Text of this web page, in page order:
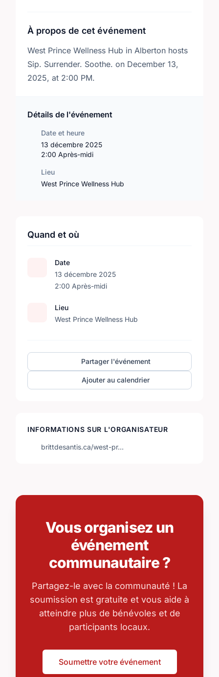
À propos de cet événement
West Prince Wellness Hub in Alberton hosts
Sip. Surrender. Soothe. on December 13,
2025, at 2:00 PM.
Détails de l'événement
Date et heure
13 décembre 2025
2:00 Après-midi
Lieu
West Prince Wellness Hub
Quand et où
Date
13 décembre 2025
2:00 Après-midi
Lieu
West Prince Wellness Hub
Partager l'événement
Ajouter au calendrier
INFORMATIONS SUR L'ORGANISATEUR
brittdesantis.ca/west-pr…
Vous organisez un
événement
communautaire ?
Partagez-le avec la communauté ! La
soumission est gratuite et vous aide à
atteindre plus de bénévoles et de
participants locaux.
Soumettre votre événement